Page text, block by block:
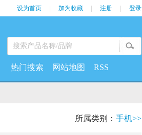
设为首页 加为收藏 注册 登录
热门搜索 网站地图 RSS
所属类别： 手机>>